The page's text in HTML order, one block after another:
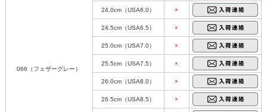
066（フェザーグレー）
24.0cm（USA6.0） ×
24.5cm（USA6.5） ×
25.0cm（USA7.0） ×
25.5cm（USA7.5） ×
26.0cm（USA8.0） ×
26.5cm（USA8.5） ×